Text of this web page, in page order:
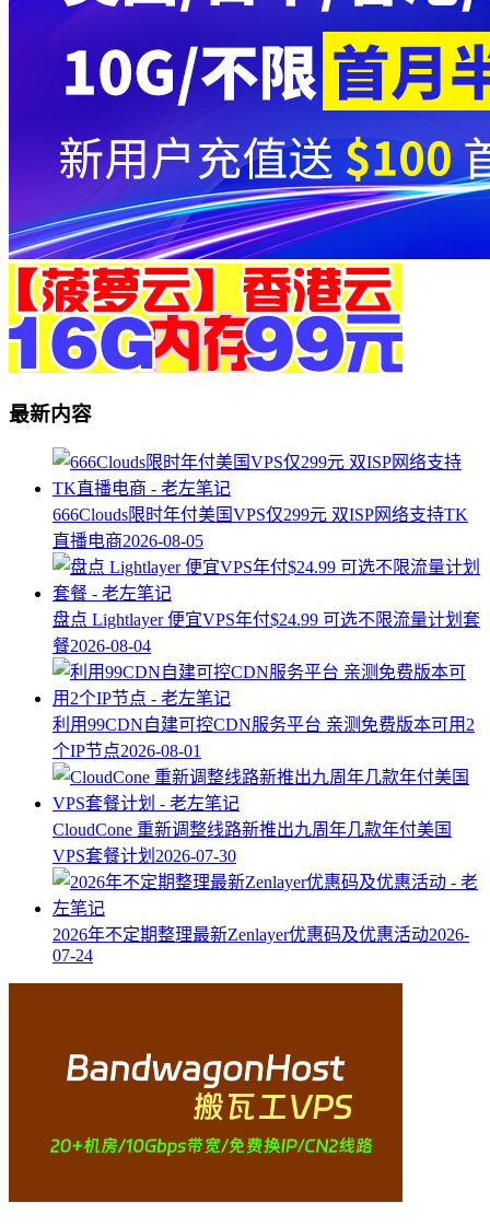
最新内容
666Clouds限时年付美国VPS仅299元 双ISP网络支持TK
直播电商2026-08-05
盘点 Lightlayer 便宜VPS年付$24.99 可选不限流量计划套
餐2026-08-04
利用99CDN自建可控CDN服务平台 亲测免费版本可用2
个IP节点2026-08-01
CloudCone 重新调整线路新推出九周年几款年付美国
VPS套餐计划 2026-07-30
2026年不定期整理最新Zenlayer优惠码及优惠活动2026-
07-24